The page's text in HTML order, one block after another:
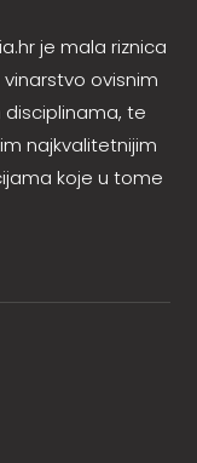
je mala riznica
ovisnim
te
najkvalitetnijim
koje u tome